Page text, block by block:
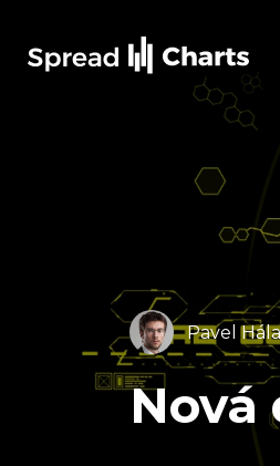
Pavel Hála
Nová